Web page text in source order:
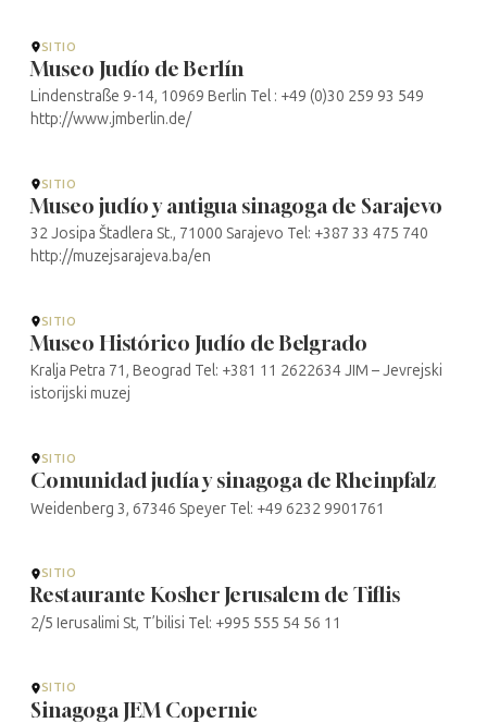
SITIO
Museo Judío de Berlín
Lindenstraße 9-14, 10969 Berlin Tel : +49 (0)30 259 93 549
http://www.jmberlin.de/
SITIO
Museo judío y antigua sinagoga de Sarajevo
32 Josipa Štadlera St., 71000 Sarajevo Tel: +387 33 475 740
http://muzejsarajeva.ba/en
SITIO
Museo Histórico Judío de Belgrado
Kralja Petra 71, Beograd Tel: +381 11 2622634 JIM – Jevrejski
istorijski muzej
SITIO
Comunidad judía y sinagoga de Rheinpfalz
Weidenberg 3, 67346 Speyer Tel: +49 6232 9901761
SITIO
Restaurante Kosher Jerusalem de Tiflis
2/5 Ierusalimi St, T’bilisi Tel: +995 555 54 56 11
SITIO
Sinagoga JEM Copernic